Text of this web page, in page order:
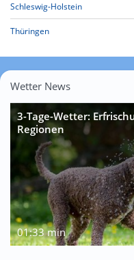
Schleswig-Holstein
Thüringen
Wetter News
3-Tage-Wetter:
Regionen
01:33 min